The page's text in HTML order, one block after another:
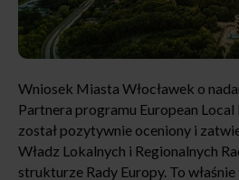
Wniosek Miasta Włocławek o
Partnera programu European
został pozytywnie oceniony i
Władz Lokalnych i Regionalnych
strukturze Rady Europy. To